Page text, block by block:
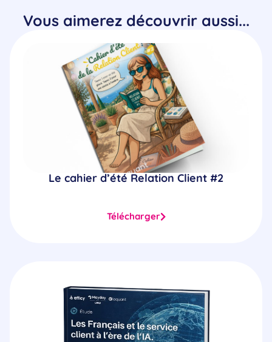
Vous aimerez découvrir aussi...
Le cahier d’été Relation Client #2
Télécharger